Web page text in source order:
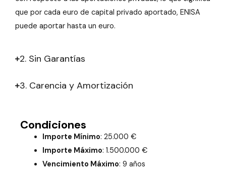
que por cada euro de capital privado aportado, ENISA
puede aportar hasta un euro.
2. Sin Garantías
3. Carencia y Amortización
Condiciones
Importe Mínimo: 25.000 €
Importe Máximo: 1.500.000 €
Vencimiento Máximo: 9 años